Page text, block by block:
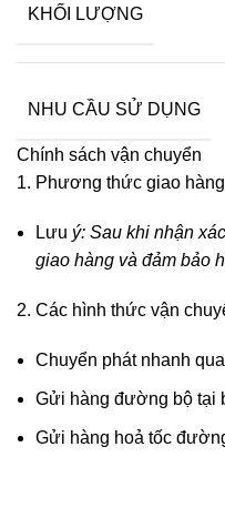
KHỐI LƯỢNG
NHU CẦU SỬ DỤNG
Chính sách vận chuyển
Phương thức giao
Lưu ý: Sau khi nhận
giao hàng và đảm bảo
Các hình thức vận
Chuyển phát nhanh
Gửi hàng đường bộ tại
Gửi hàng hoả tốc